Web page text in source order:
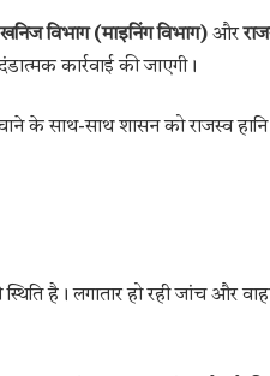
खनिज विभाग (माइनिंग विभाग)और
कार्रवाई की जाएगी।
के साथ-साथ शासन को राजस्व हानि
है। लगातार हो रही जांच और